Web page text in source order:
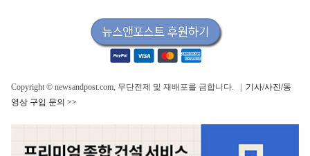
Copyright © newsandpost.com, 무단전제 및 재배포를 금합니다. | 기사/사진/동
영상 구입 문의 >>